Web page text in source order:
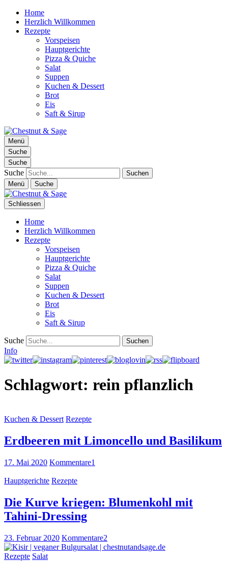
Home
Herzlich Willkommen
Rezepte
Vorspeisen
Hauptgerichte
Pizza & Quiche
Salat
Suppen
Kuchen & Dessert
Brot
Eis
Saft & Sirup
Chestnut & Sage
Foodblog | essen. trinken. genießen.
Menü
Suche
Suche
Suche
Menü Suche
Schliessen
Home
Herzlich Willkommen
Rezepte
Vorspeisen
Hauptgerichte
Pizza & Quiche
Salat
Suppen
Kuchen & Dessert
Brot
Eis
Saft & Sirup
Suche
Info
Schlagwort: rein pflanzlich
Kuchen & Dessert Rezepte
Erdbeeren mit Limoncello und Basilikum
17. Mai 2020 Kommentare1
Hauptgerichte Rezepte
Die Kurve kriegen: Blumenkohl mit
Tahini-Dressing
23. Februar 2020 Kommentare2
Rezepte Salat